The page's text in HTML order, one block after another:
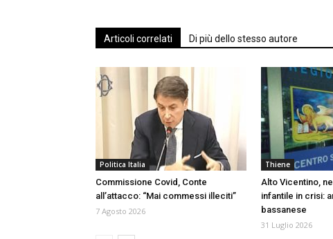
Articoli correlati Di più dello stesso autore
Politica Italia
Commissione Covid, Conte
all’attacco: “Mai commessi illeciti”
7 Agosto 2026
Thiene
Alto Vicentino,
infantile in crisi:
bassanese
31 Luglio 2026